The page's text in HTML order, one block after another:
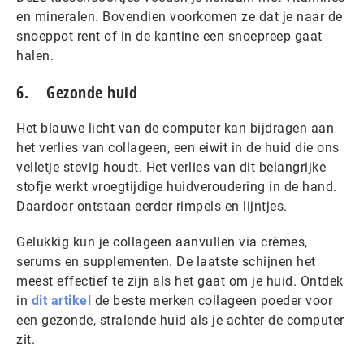
en mineralen. Bovendien voorkomen ze dat je naar de
snoeppot rent of in de kantine een snoepreep gaat
halen.
6. Gezonde huid
Het blauwe licht van de computer kan bijdragen aan
het verlies van collageen, een eiwit in de huid die ons
velletje stevig houdt. Het verlies van dit belangrijke
stofje werkt vroegtijdige huidveroudering in de hand.
Daardoor ontstaan eerder rimpels en lijntjes.
Gelukkig kun je collageen aanvullen via crèmes,
serums en supplementen. De laatste schijnen het
meest effectief te zijn als het gaat om je huid. Ontdek
in dit artikel de beste merken collageen poeder voor
een gezonde, stralende huid als je achter de computer
zit.